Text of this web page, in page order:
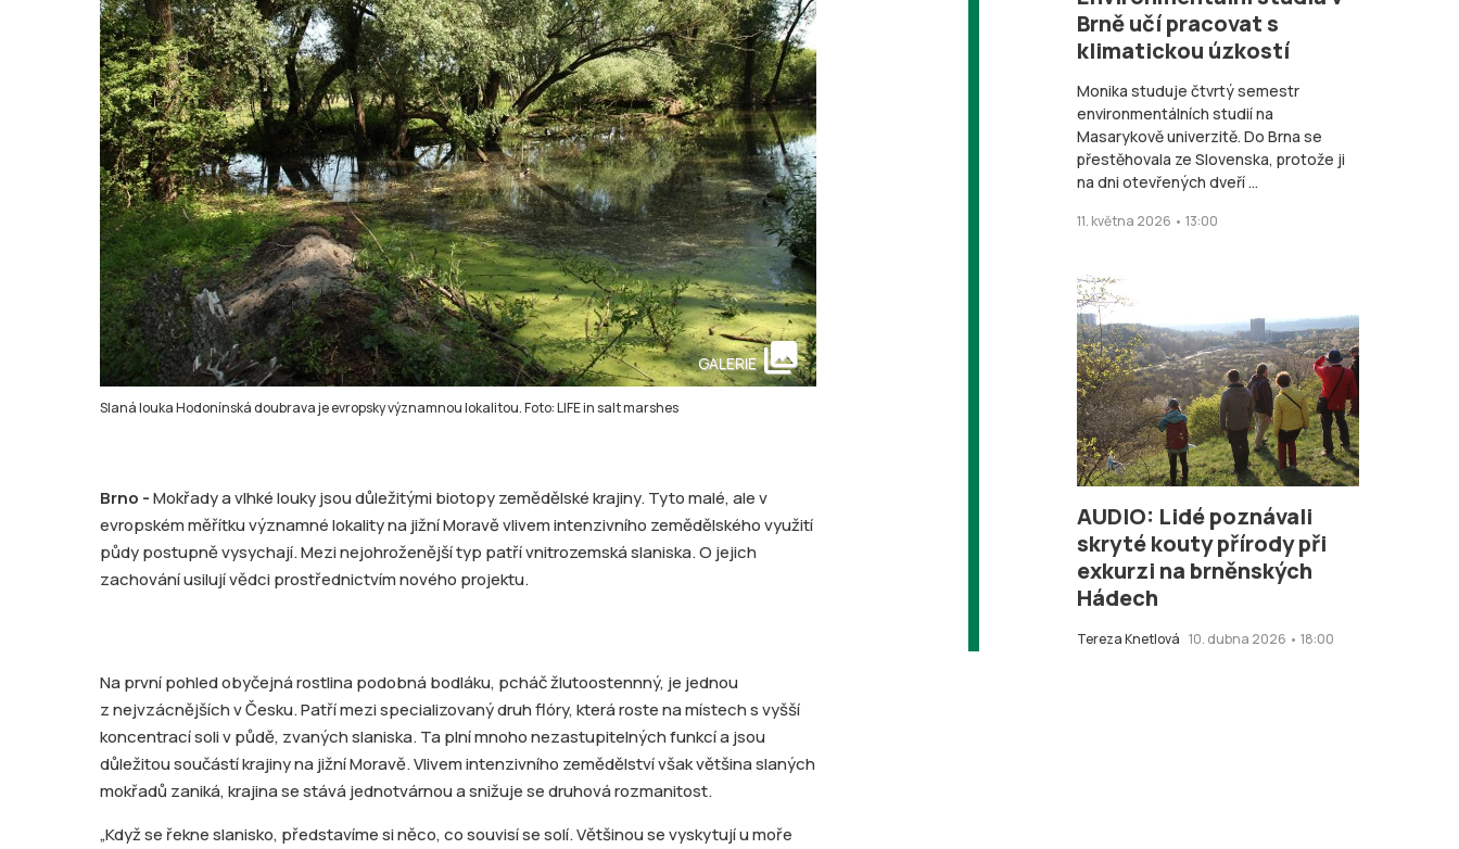
Slaná louka Hodonínská doubrava je evropsky významnou lokalitou. Foto: LIFE in salt marshes
GALERIE collections
Brno -Mokřady a vlhké louky jsou důležitými biotopy zemědělské krajiny. Tyto malé, ale v
evropském měřítku významné lokality na jižní Moravě vlivem intenzivního zemědělského využití
půdy postupně vysychají. Mezi nejohroženější typ patří vnitrozemská slaniska. O jejich
zachování usilují vědci prostřednictvím nového projektu.
Na první pohled obyčejná rostlina podobná bodláku, pcháč žlutoostennný, je jednou
z nejvzácnějších v Česku. Patří mezi specializovaný druh flóry, která roste na místech s vyšší
koncentrací soli v půdě, zvaných slaniska. Ta plní mnoho nezastupitelných funkcí a jsou
důležitou součástí krajiny na jižní Moravě. Vlivem intenzivního zemědělství však většina slaných
mokřadů zaniká, krajina se stává jednotvárnou a snižuje se druhová rozmanitost.
„Když se řekne slanisko, představíme si něco, co souvisí se solí. Většinou se vyskytují u moře
Brně učí pracovat s
klimatickou úzkostí
Monika studuje čtvrtý semestr
environmentálních studií na
Masarykově univerzitě. Do Brna se
přestěhovala ze Slovenska, protože ji
na dni otevřených dveří ...
11. května 2026 • 13:00
AUDIO: Lidé poznávali
skryté kouty přírody při
exkurzi na brněnských
Hádech
Tereza Knetlová 10. dubna 2026 • 18:00